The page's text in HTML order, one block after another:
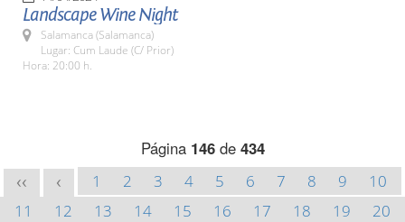
Landscape Wine Night
Salamanca (Salamanca)
Lugar: Cum Laude (C/ Prior)
Hora: 20:00 h.
Página 146de 434
<< < 1 2 3 4 5 6 7 8 9
10
11
12 13 14 15 16 17 18 19
20